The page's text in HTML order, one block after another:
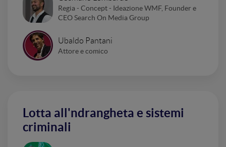
Regia - Concept - Ideazione WMF, Founder e
CEO Search On Media Group
Ubaldo Pantani
Attore e comico
Lotta all'ndrangheta e sistemi
criminali